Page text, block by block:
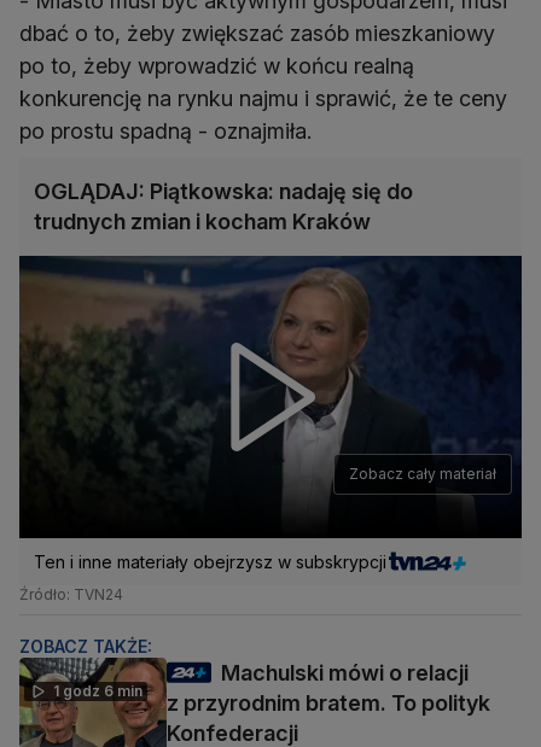
dbać o to, żeby zwiększać zasób mieszkaniowy
po to, żeby wprowadzić w końcu realną
konkurencję na rynku najmu i sprawić, że te ceny
po prostu spadną - oznajmiła.
OGLĄDAJ: Piątkowska: nadaję się do
trudnych zmian i kocham Kraków
Zobacz cały materiał
Ten i inne materiały obejrzysz w subskrypcji
Źródło: TVN24
ZOBACZ TAKŻE:
1 godz 6 min
Machulski mówi o relacji
z przyrodnim bratem. To polityk
Konfederacji